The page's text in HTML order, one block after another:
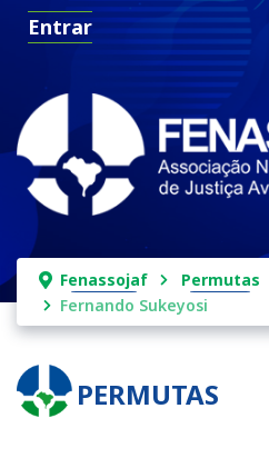
Entrar
PERMUTAS
Fenassojaf Permutas
Fernando Sukeyosi